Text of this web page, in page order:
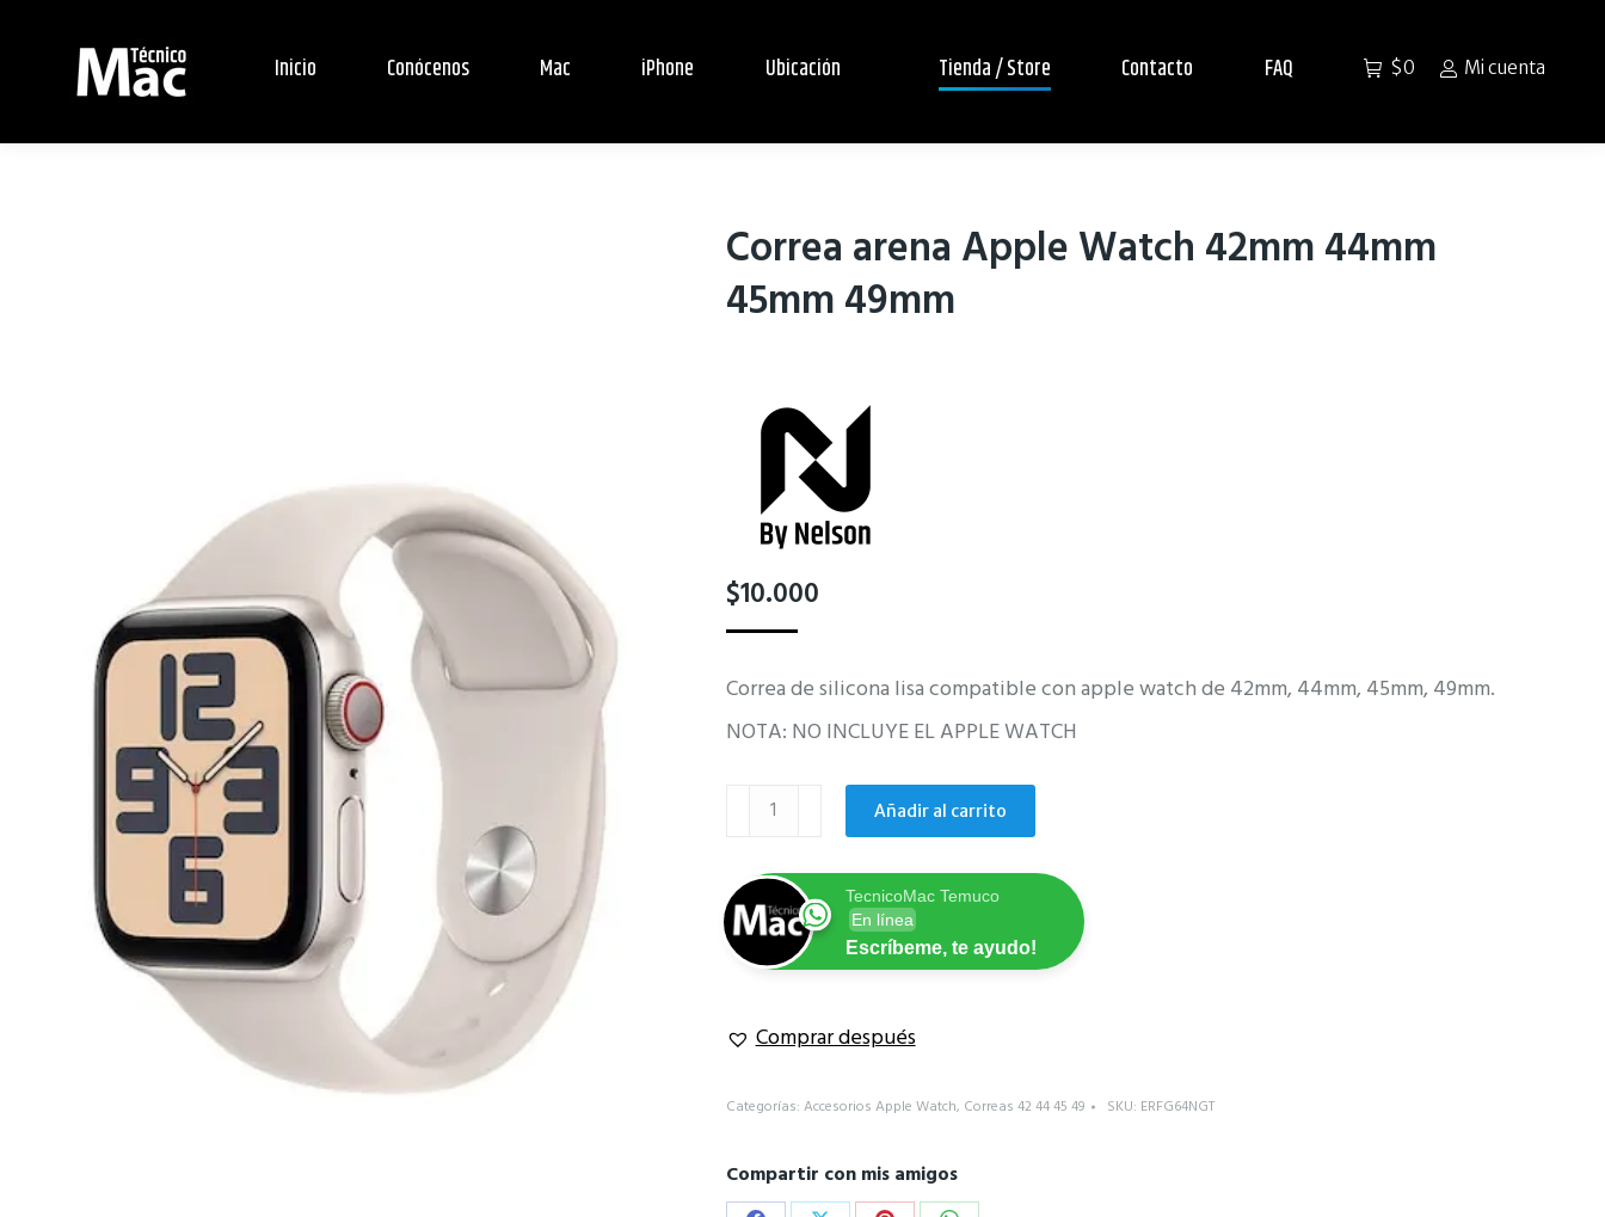
Inicio Conócenos Mac iPhone Ubicación Tienda / Store Contacto FAQ $0 Mi cuenta
Correa arena Apple Watch 42mm 44mm
45mm 49mm
$10.000
Correa de silicona lisa compatible con apple watch de 42mm, 44mm, 45mm, 49mm.
NOTA: NO INCLUYE EL APPLE WATCH
Correa
Watch
42mm
44mm
cantidad
Añadir al carrito
TecnicoMac Temuco
En línea
Escríbeme, te ayudo!
Comprar después
Categorías: Accesorios Apple Watch, Correas 42 44 45 49 SKU: ERFG64NGT
Compartir con mis amigos